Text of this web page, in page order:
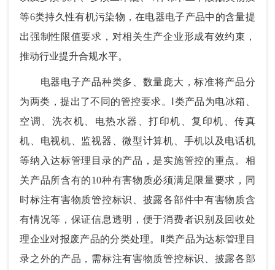
等6类持久性有机污染物，在电器电子产品中的含量提
出强制性限值要求，对相关生产企业形成有效约束，
推动行业提升合规水平。
电器电子产品种类多、数量庞大，标准将产品分
为两类，提出了不同的管控要求。Ⅰ类产品为电冰箱、
空调、洗衣机、电热水器、打印机、复印机、传真
机、电视机、监视器、微型计算机、手机以及电话机
等纳入达标管理目录的产品，是实施管控的重点。相
关产品所含有的10种有害物质必须满足限量要求，同
时标注有害物质管控标识、披露各部件中有害物质含
有情况等，保证信息透明，便于消费者识别及回收处
理企业对报废产品的分类处理。Ⅱ类产品为达标管理目
录之外的产品，需标注有害物质管控标识、披露各部